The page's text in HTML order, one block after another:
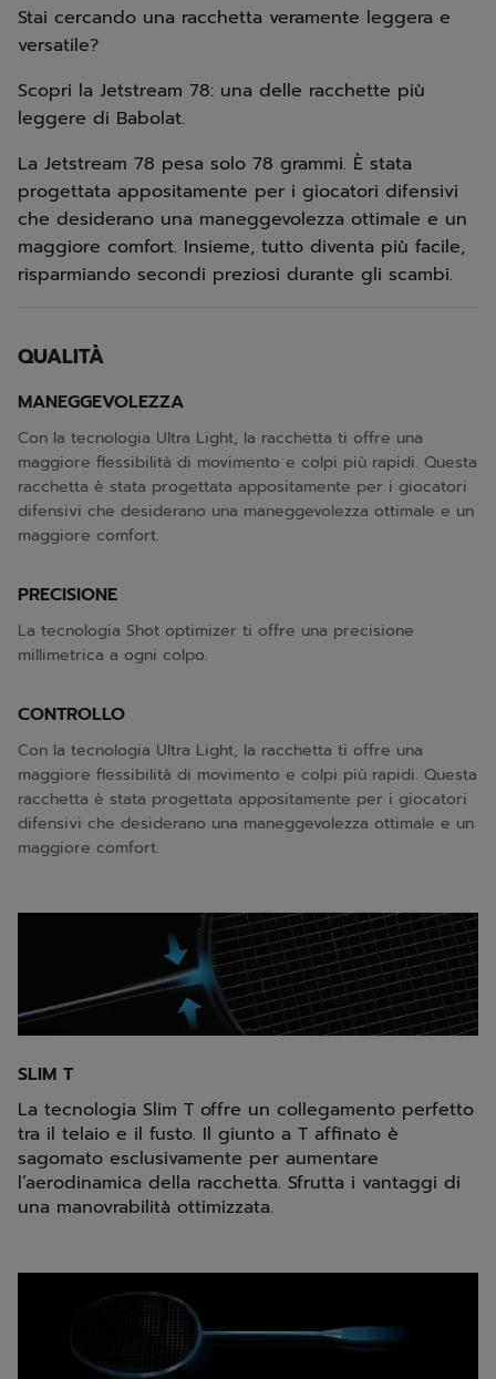
Stai cercando una racchetta veramente leggera e
versatile?
Scopri la Jetstream 78: una delle racchette più
leggere di Babolat.
La Jetstream 78 pesa solo 78 grammi. È stata
progettata appositamente per i giocatori difensivi
che desiderano una maneggevolezza ottimale e un
maggiore comfort. Insieme, tutto diventa più facile,
risparmiando secondi preziosi durante gli scambi.
QUALITÀ
MANEGGEVOLEZZA
Con la tecnologia Ultra Light, la racchetta ti offre una
maggiore flessibilità di movimento e colpi più rapidi. Questa
racchetta è stata progettata appositamente per i giocatori
difensivi che desiderano una maneggevolezza ottimale e un
maggiore comfort.
PRECISIONE
La tecnologia Shot optimizer ti offre una precisione
millimetrica a ogni colpo.
CONTROLLO
Con la tecnologia Ultra Light, la racchetta ti offre una
maggiore flessibilità di movimento e colpi più rapidi. Questa
racchetta è stata progettata appositamente per i giocatori
difensivi che desiderano una maneggevolezza ottimale e un
maggiore comfort.
SLIM T
La tecnologia Slim T offre un collegamento perfetto
tra il telaio e il fusto. Il giunto a T affinato è
sagomato esclusivamente per aumentare
l’aerodinamica della racchetta. Sfrutta i vantaggi di
una manovrabilità ottimizzata.